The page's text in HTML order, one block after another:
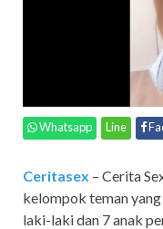
Whatsapp Line
Ceritasex – Cerita
kelompok teman
laki-laki dan 7 anak